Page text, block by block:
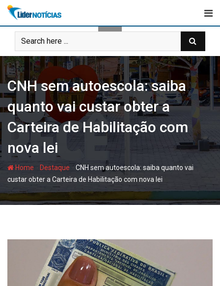
Skip
content
CNH sem autoescola: saiba
quanto vai custar obter a
Carteira de Habilitação com
nova lei
Home Destaque -CNH sem autoescola: saiba quanto vai
custar obter a Carteira de Habilitação com nova lei